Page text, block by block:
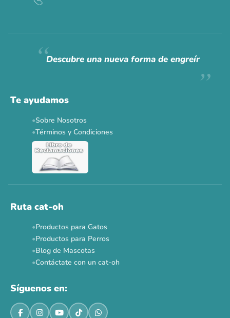
Descubre una nueva forma de engreír
Te ayudamos
Sobre Nosotros
Términos y Condiciones
Ruta cat-oh
Productos para Gatos
Productos para Perros
Blog de Mascotas
Contáctate con un cat-oh
Síguenos en: